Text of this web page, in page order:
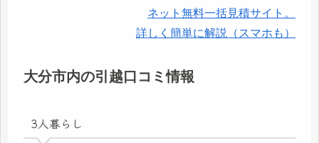
ネット無料一括見積サイト。
詳しく簡単に解説（スマホも）
大分市内の引越口コミ情報
3人暮らし